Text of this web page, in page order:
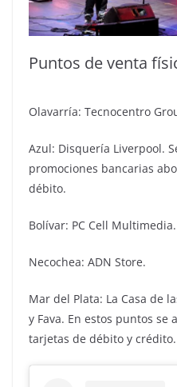
Puntos de venta
Olavarría: Tecnocentro
Azul: Disquería Liverpool.
promociones bancarias
débito.
Bolívar: PC Cell Multimedia.
Necochea: ADN Store.
Mar del Plata: La Casa de
y Fava. En estos puntos se
tarjetas de débito y crédito.